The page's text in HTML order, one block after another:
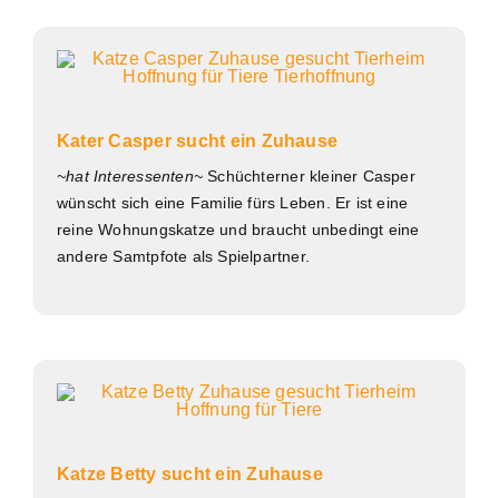
Kater Casper sucht ein Zuhause
~hat Interessenten~Schüchterner kleiner Casper
wünscht sich eine Familie fürs Leben. Er ist eine
reine Wohnungskatze und braucht unbedingt eine
andere Samtpfote als Spielpartner.
Katze Betty sucht ein Zuhause